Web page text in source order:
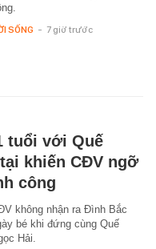
SỐNG - 7 giờ trước
tuổi với Quế
khiến CĐV ngỡ
công
không nhận ra Đình Bắc
bé khi đứng cùng Quế
Hải.